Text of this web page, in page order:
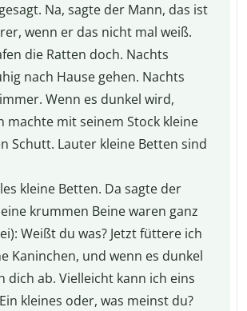
Na, sagte der Mann, das ist
wenn er das nicht mal weiß.
die Ratten doch. Nachts
nach Hause gehen. Nachts
Wenn es dunkel wird,
machte mit seinem Stock kleine
Schutt. Lauter kleine Betten sind
kleine Betten. Da sagte der
krummen Beine waren ganz
Weißt du was? Jetzt füttere ich
Kaninchen, und wenn es dunkel
dich ab. Vielleicht kann ich eins
kleines oder, was meinst du?